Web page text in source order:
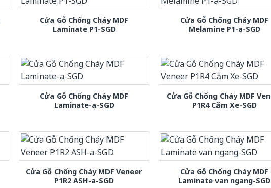
Cửa Gỗ Chống Cháy MDF
Laminate P1-SGD
Cửa Gỗ Chống Cháy MDF
Melamine P1-a-SGD
Cửa Gỗ Chống Cháy MDF
Laminate-a-SGD
Cửa Gỗ Chống Cháy MDF
P1R4 Căm Xe-SGD
Cửa Gỗ Chống Cháy MDF Veneer
P1R2 ASH-a-SGD
Cửa Gỗ Chống Cháy MDF
Laminate van ngang-SGD